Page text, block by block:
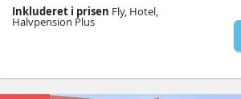
Inkluderet i prisen Fly, Hotel,
Halvpension Plus